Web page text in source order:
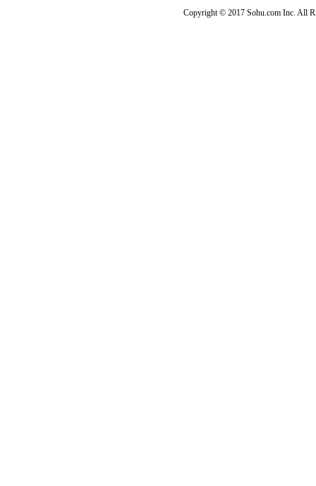
Copyright © 2017 Sohu.com Inc. All